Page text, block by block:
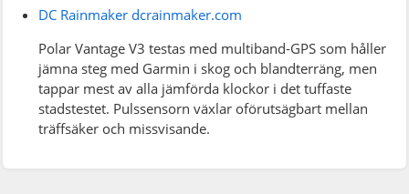
DC Rainmaker dcrainmaker.com
Polar Vantage V3 testas med multiband-GPS som håller
jämna steg med Garmin i skog och blandterräng, men
tappar mest av alla jämförda klockor i det tuffaste
stadstestet. Pulssensorn växlar oförutsägbart mellan
träffsäker och missvisande.